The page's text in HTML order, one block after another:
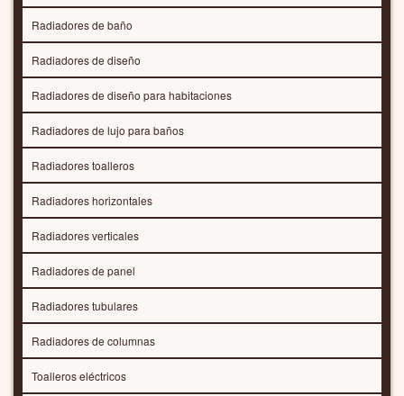
Radiadores de baño
Radiadores de diseño
Radiadores de diseño para habitaciones
Radiadores de lujo para baños
Radiadores toalleros
Radiadores horizontales
Radiadores verticales
Radiadores de panel
Radiadores tubulares
Radiadores de columnas
Toalleros eléctricos